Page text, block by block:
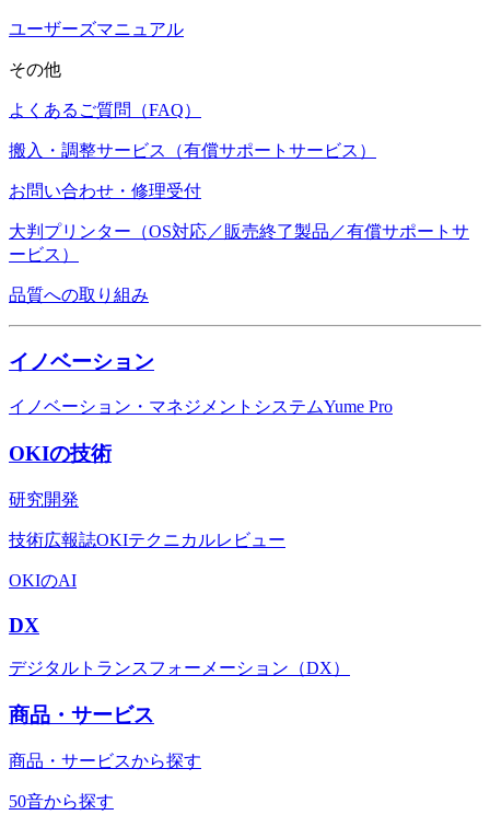
ユーザーズマニュアル
その他
よくあるご質問（FAQ）
搬入・調整サービス（有償サポートサービス）
お問い合わせ・修理受付
大判プリンター（OS対応／販売終了製品／有償サポートサ
ービス）
品質への取り組み
イノベーション
イノベーション・マネジメントシステムYume Pro
OKIの技術
研究開発
技術広報誌OKIテクニカルレビュー
OKIのAI
DX
デジタルトランスフォーメーション（DX）
商品・サービス
商品・サービスから探す
50音から探す